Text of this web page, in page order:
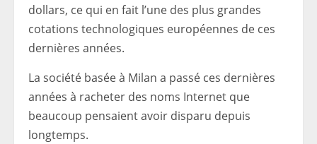
dollars, ce qui en fait l’une des plus grandes
cotations technologiques européennes de ces
dernières années.
La société basée à Milan a passé ces dernières
années à racheter des noms Internet que
beaucoup pensaient avoir disparu depuis
longtemps.